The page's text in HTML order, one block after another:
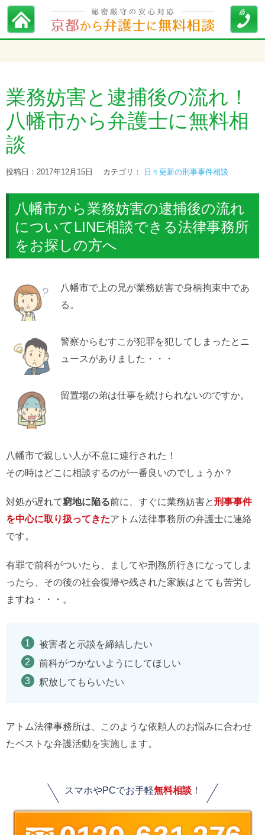
業務妨害と逮捕後の流れ！
八幡市から弁護士に無料相
談
投稿日：2017年12月15日 カテゴリ： 日々更新の刑事事件相談
八幡市から業務妨害の逮捕後の流れ
についてLINE相談できる法律事務所
をお探しの方へ
八幡市で上の兄が業務妨害で身柄拘束中であ
る。
警察からむすこが犯罪を犯してしまったとニ
ュースがありました・・・
留置場の弟は仕事を続けられないのですか。
八幡市で親しい人が不意に連行された！
その時はどこに相談するのが一番良いのでしょうか？
対処が遅れて窮地に陥る前に、すぐに業務妨害と刑事事件
を中心に取り扱ってきたアトム法律事務所の弁護士に連絡
です。
有罪で前科がついたら、ましてや刑務所行きになってしま
ったら、その後の社会復帰や残された家族はとても苦労し
ますね・・・。
被害者と示談を締結したい
前科がつかないようにしてほしい
釈放してもらいたい
アトム法律事務所は、このような依頼人のお悩みに合わせ
たベストな弁護活動を実施します。
スマホやPCでお手軽無料相談！